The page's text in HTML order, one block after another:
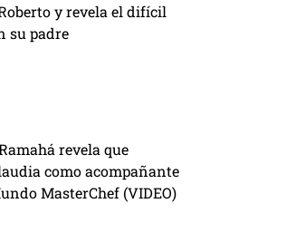
y revela el difícil
su padre
revela que
como acompañante
MasterChef (VIDEO)